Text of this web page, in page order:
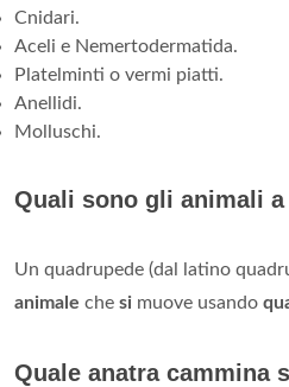
Cnidari.
Aceli e Nemertodermatida.
Platelminti o vermi piatti.
Anellidi.
Molluschi.
Quali sono gli animali a
Un quadrupede (dal latino
animale che si muove usando
Quale anatra cammina